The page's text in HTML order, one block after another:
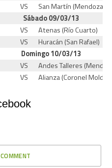
VS
San Martín (Mendoza)
Sábado 09/03/13
VS
Atenas (Río Cuarto)
VS
Huracán (San Rafael)
Domingo 10/03/13
VS
Andes Talleres
VS Alianza (Coronel